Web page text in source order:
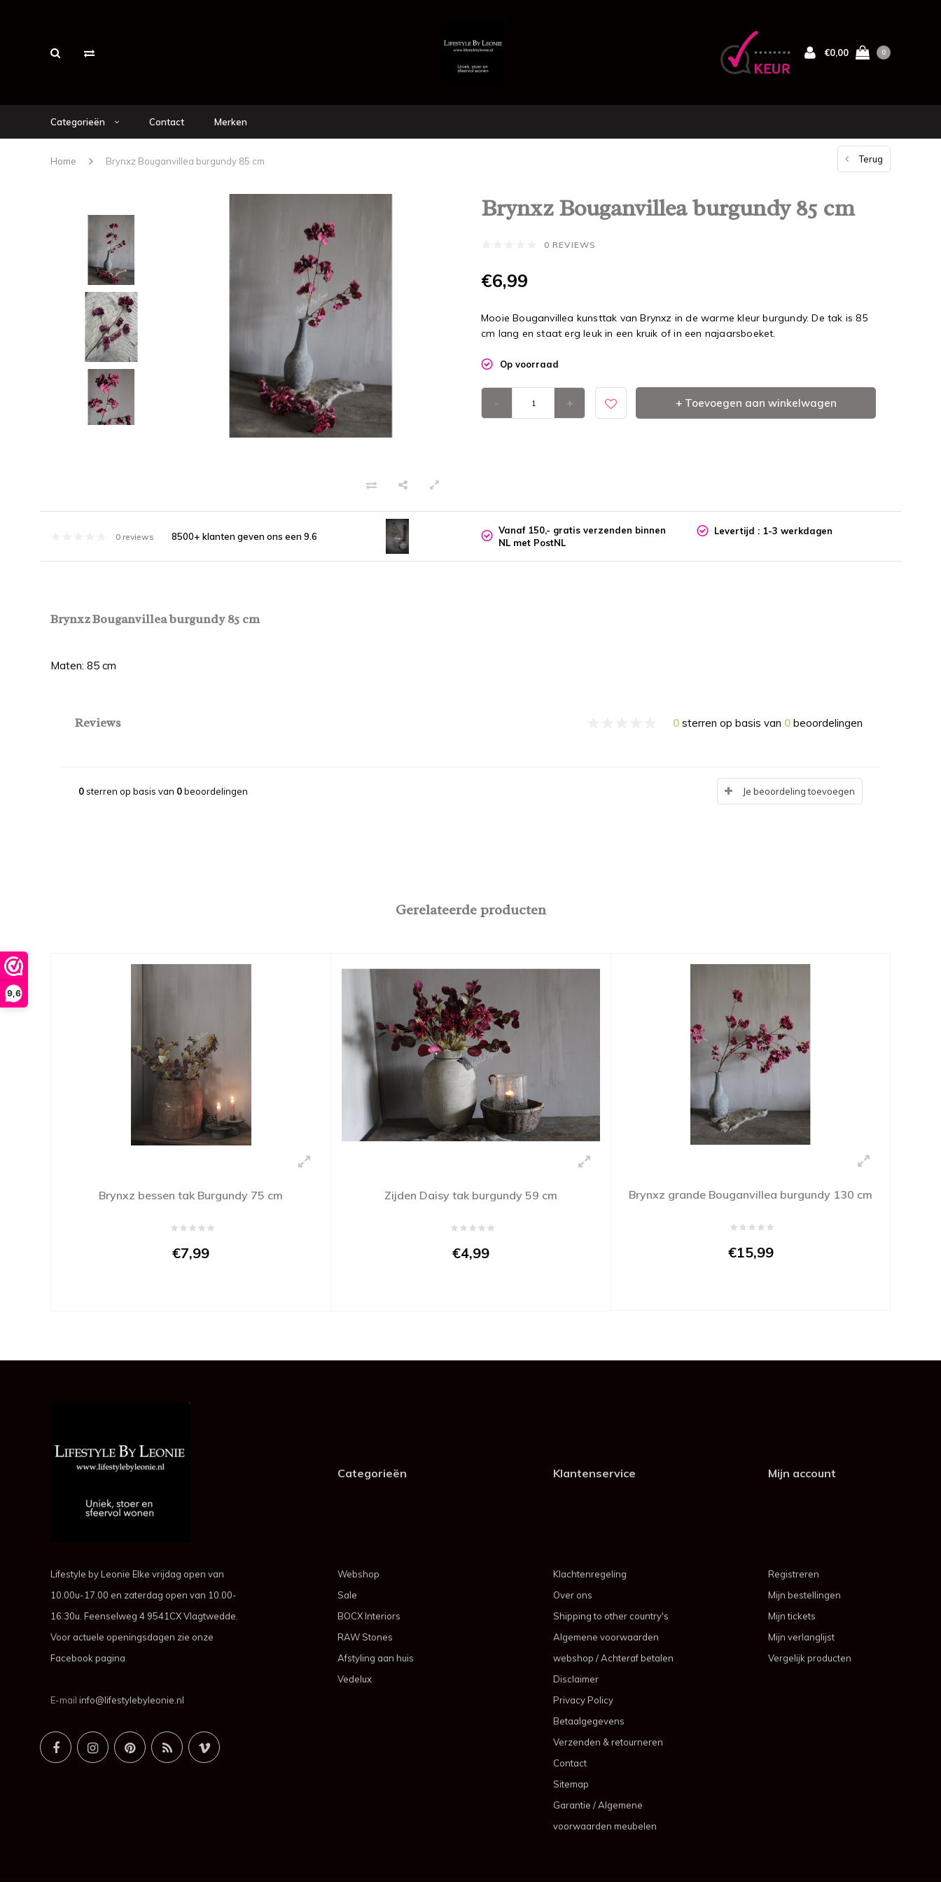
9,6
€0,00 0
Categorieën Contact Merken
Home Brynxz Bouganvillea burgundy 85 cm Terug
Brynxz Bouganvillea burgundy 85 cm
0 REVIEWS
€6,99
Mooie Bouganvillea kunsttak van Brynxz in de warme kleur burgundy. De tak is 85
cm lang en staat erg leuk in een kruik of in een najaarsboeket.
Op voorraad
- + + Toevoegen aan winkelwagen
0 reviews 8500+ klanten geven ons een 9.6
Vanaf 150,- gratis verzenden binnen
NL met PostNL
Levertijd : 1-3 werkdagen
Brynxz Bouganvillea burgundy 85 cm
Maten: 85 cm
Reviews 0 sterren op basis van 0 beoordelingen
0sterren op basis van 0beoordelingen Je beoordeling toevoegen
Gerelateerde producten
Brynxz bessen tak Burgundy 75 cm
€7,99
Zijden Daisy tak burgundy 59 cm
€4,99
Brynxz grande Bouganvillea burgundy 130 cm
€15,99
Lifestyle by Leonie Elke vrijdag open van
10.00u-17.00 en zaterdag open van 10.00-
16.30u. Feenselweg 4 9541CX Vlagtwedde.
Voor actuele openingsdagen zie onze
Facebook pagina
E-mail info@lifestylebyleonie.nl
Categorieën
Webshop
Sale
BOCX Interiors
RAW Stones
Afstyling aan huis
Vedelux
Klantenservice
Klachtenregeling
Over ons
Shipping to other country's
Algemene voorwaarden
webshop / Achteraf betalen
Disclaimer
Privacy Policy
Betaalgegevens
Verzenden & retourneren
Contact
Sitemap
Garantie / Algemene
voorwaarden meubelen
Mijn account
Registreren
Mijn bestellingen
Mijn tickets
Mijn verlanglijst
Vergelijk producten